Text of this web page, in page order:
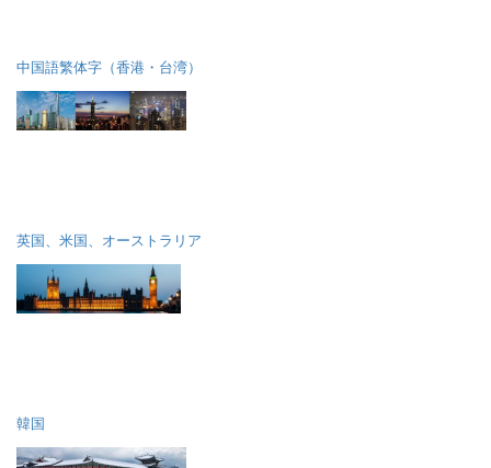
中国語繁体字（香港・台湾）
英国、米国、オーストラリア
韓国